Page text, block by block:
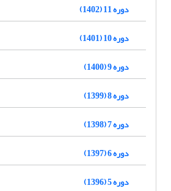
دوره 11 (1402)
دوره 10 (1401)
دوره 9 (1400)
دوره 8 (1399)
دوره 7 (1398)
دوره 6 (1397)
دوره 5 (1396)